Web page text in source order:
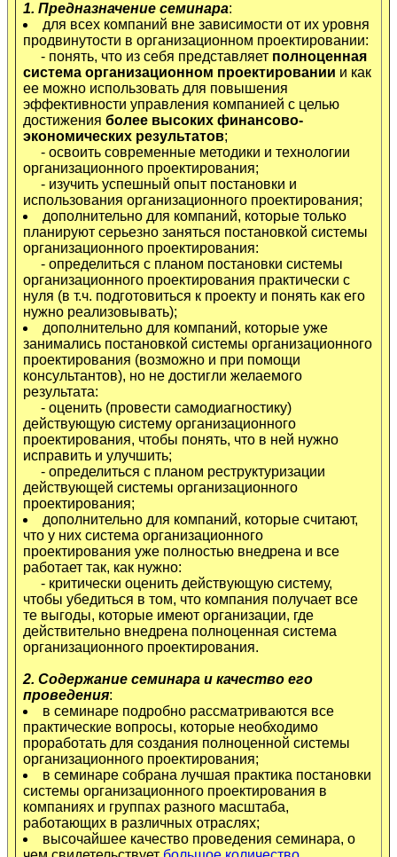
1. Предназначение семинара:
для всех компаний вне зависимости от их уровня
продвинутости в организационном проектировании:
- понять, что из себя представляет полноценная
система организационном проектировании и как
ее можно использовать для повышения
эффективности управления компанией с целью
достижения более высоких финансово-
экономических результатов;
- освоить современные методики и технологии
организационного проектирования;
- изучить успешный опыт постановки и
использования организационного проектирования;
дополнительно для компаний, которые только
планируют серьезно заняться постановкой системы
организационного проектирования:
- определиться с планом постановки системы
организационного проектирования практически с
нуля (в т.ч. подготовиться к проекту и понять как его
нужно реализовывать);
дополнительно для компаний, которые уже
занимались постановкой системы организационного
проектирования (возможно и при помощи
консультантов), но не достигли желаемого
результата:
- оценить (провести самодиагностику)
действующую систему организационного
проектирования, чтобы понять, что в ней нужно
исправить и улучшить;
- определиться с планом реструктуризации
действующей системы организационного
проектирования;
дополнительно для компаний, которые считают,
что у них система организационного
проектирования уже полностью внедрена и все
работает так, как нужно:
- критически оценить действующую систему,
чтобы убедиться в том, что компания получает все
те выгоды, которые имеют организации, где
действительно внедрена полноценная система
организационного проектирования.
2. Содержание семинара и качество его
проведения:
в семинаре подробно рассматриваются все
практические вопросы, которые необходимо
проработать для создания полноценной системы
организационного проектирования;
в семинаре собрана лучшая практика постановки
системы организационного проектирования в
компаниях и группах разного масштаба,
работающих в различных отраслях;
высочайшее качество проведения семинара, о